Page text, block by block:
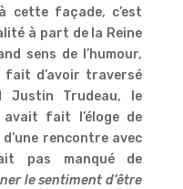
cette façade, c’est
à part de la Reine
sens de l’humour,
fait d’avoir traversé
Justin Trudeau, le
avait fait l’éloge de
rencontre avec
pas manqué de
le sentiment d’être